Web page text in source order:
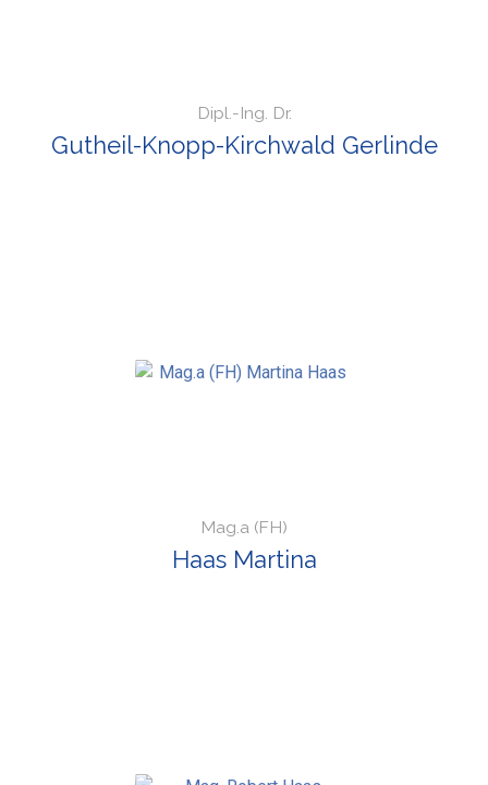
Dipl.-Ing. Dr.
Gutheil-Knopp-Kirchwald Gerlinde
Mag.a (FH)
Haas Martina